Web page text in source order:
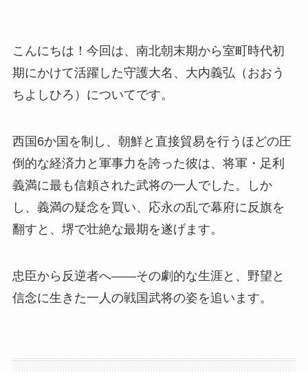
こんにちは！今回は、南北朝末期から室町時代初
期にかけて活躍した守護大名、大内義弘（おおう
ちよしひろ）についてです。
西国6か国を制し、朝鮮と直接貿易を行うほどの圧
倒的な経済力と軍事力を誇った彼は、将軍・足利
義満に最も信頼された武将の一人でした。しか
し、義満の疑念を買い、応永の乱で幕府に反旗を
翻すと、堺で壮絶な最期を遂げます。
忠臣から反逆者へ――その劇的な生涯と、野望と
信念に生きた一人の戦国武将の姿を追います。